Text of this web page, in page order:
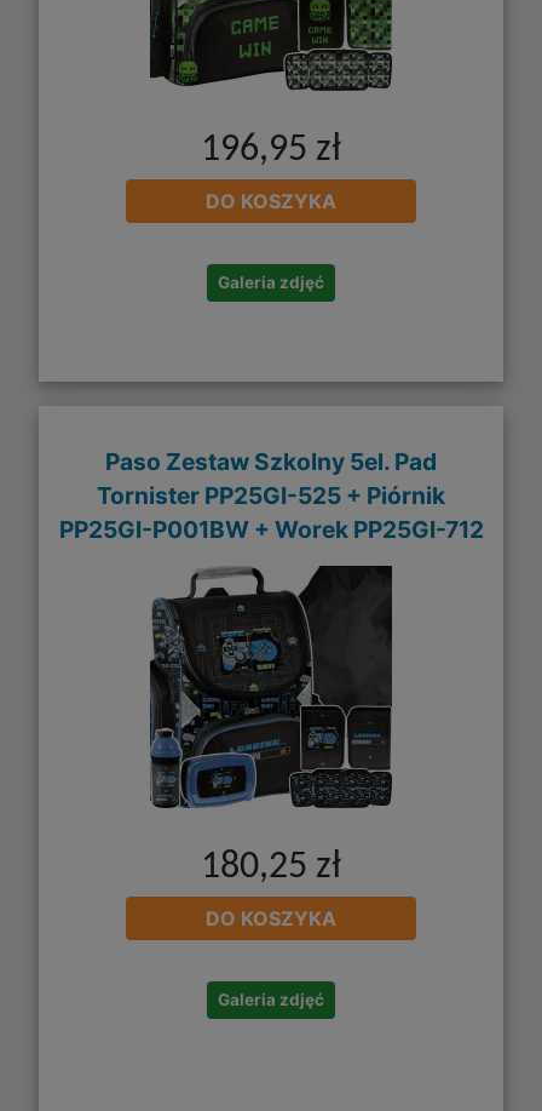
196,95 zł
DO KOSZYKA
Galeria zdjęć
Paso Zestaw Szkolny 5el. Pad
Tornister PP25GI-525 + Piórnik
PP25GI-P001BW + Worek PP25GI-712
180,25 zł
DO KOSZYKA
Galeria zdjęć